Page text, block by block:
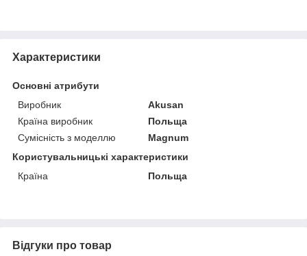
Характеристики
Основні атрибути
Виробник
Akusan
Країна виробник
Польща
Сумісність з моделлю
Magnum
Користувальницькі характеристики
Країна
Польща
Відгуки про товар